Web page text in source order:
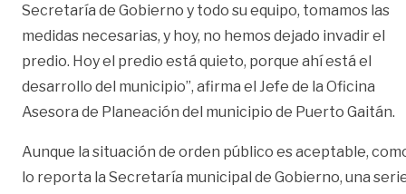
Secretaría de Gobierno y todo su equipo, tomamos las
medidas necesarias, y hoy, no hemos dejado invadir el
predio. Hoy el predio está quieto, porque ahí está el
desarrollo del municipio”, afirma el Jefe de la Oficina
Asesora de Planeación del municipio de Puerto Gaitán.
Aunque la situación de orden público es aceptable,
lo reporta la Secretaría municipal de Gobierno, una